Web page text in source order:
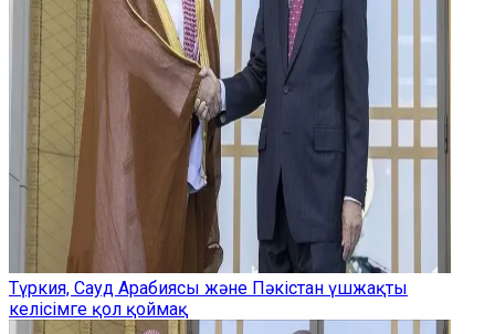
Түркия, Сауд Арабиясы және Пәкістан үшжақты
келісімге қол қоймақ